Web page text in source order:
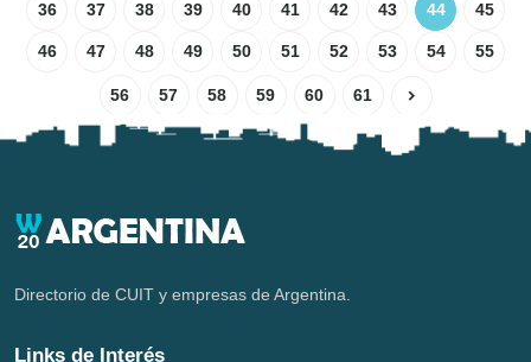
36 37 38 39 40 41 42 43 44 45
46 47 48 49 50 51 52 53 54 55
56 57 58 59 60 61
Directorio de CUIT y empresas de Argentina.
Links de Interés